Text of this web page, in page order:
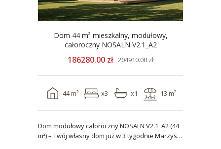
Dom 44 m² mieszkalny, modułowy,
całoroczny NOSALN V2.1_A2
186280.00 zł 204910.00 zł
44 m² x3 x1 13 m²
Dom modułowy całoroczny NOSALN V2.1_A2 (44
m²) – Twój własny dom już w 3 tygodnie Marzysz